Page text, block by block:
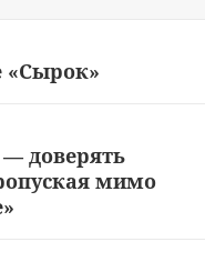
«Сырок»
— доверять
мимо